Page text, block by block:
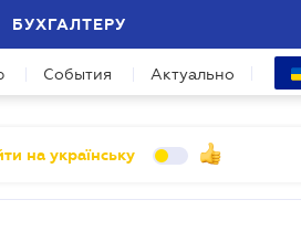
БУХГАЛТЕРУ
События Актуально
на українську